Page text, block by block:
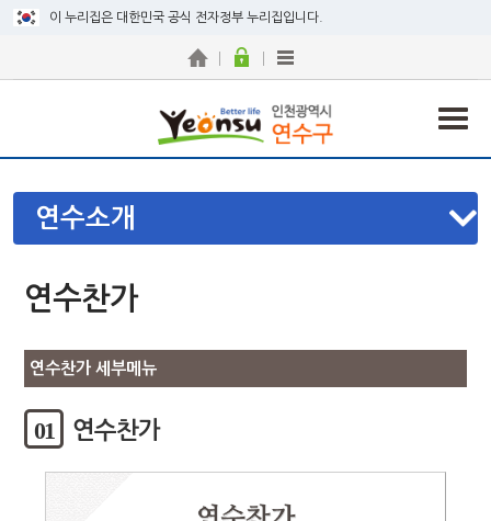
이 누리집은 대한민국 공식 전자정부 누리집입니다.
연수소개
연수찬가
연수찬가 세부메뉴
01 연수찬가